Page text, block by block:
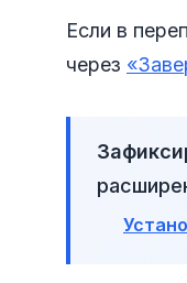
Если в
через